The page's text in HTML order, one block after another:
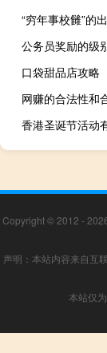
“穷年事校雠”的
公务员奖励的级
口袋甜品店攻略
网赚的合法性和
香港圣诞节活动
Copyright © 2012 -
声明：本站内容来自互
本站仅